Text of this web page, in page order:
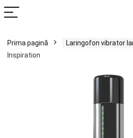
Prima pagină Laringofon vibrator
Inspiration